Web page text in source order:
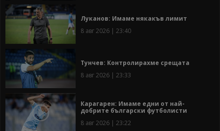
Луканов: Имаме някакъв лимит
8 авг 2026 | 23:40
Тунчев: Контролирахме срещата
8 авг 2026 | 23:33
Карагарен: Имаме едни от най-
добрите български футболисти
8 авг 2026 | 23:22